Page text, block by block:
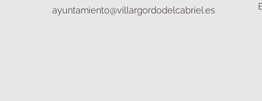
ayuntamiento@villargordodelcabriel.es